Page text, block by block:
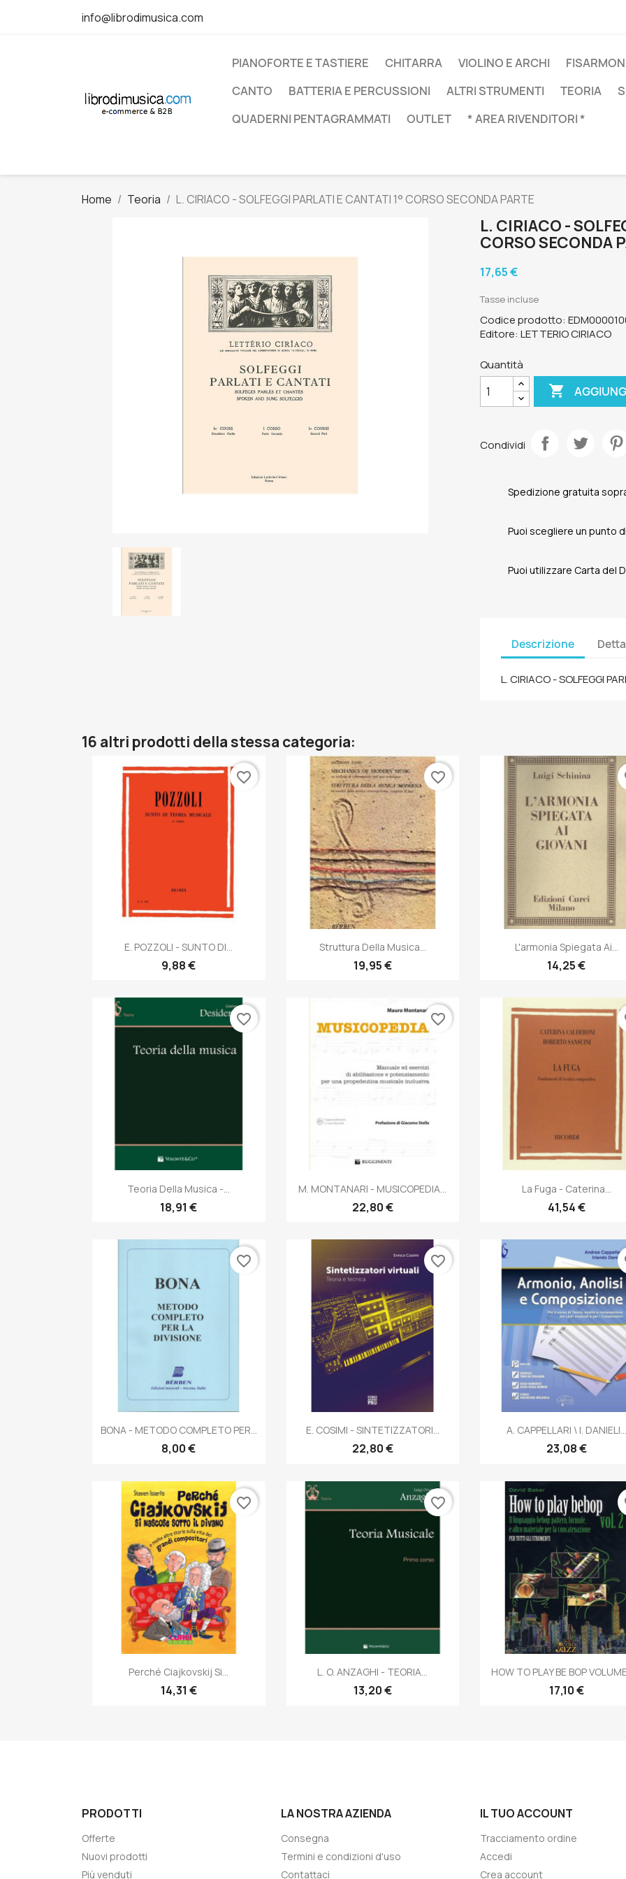
info@librodimusica.com
PIANOFORTE E TASTIERE CHITARRA VIOLINO E ARCHI
CANTO
BATTERIA E PERCUSSIONI ALTRI STRUMENTI TEORIA
QUADERNI PENTAGRAMMATI
OUTLET * AREA RIVENDITORI *
Home Teoria L. CIRIACO - SOLFEGGI PARLATI E CANTATI 1° CORSO SECONDA PARTE
L. CIRIACO -
CORSO SECONDA
17,65 €
Tasse incluse
Codice prodotto:
Editore: LETTERIO CIRIACO
Quantità

Condividi
Spedizione gratuita
Puoi scegliere un punto
Puoi utilizzare Carta del
Descrizione
L. CIRIACO - SOLFEGGI
16 altri prodotti della stessa categoria:
Anteprima
E. POZZOLI - SUNTO DI...
9,88 €
favorite_border
Anteprima
Struttura Della Musica...
19,95 €
favorite_border
Anteprima
L'armonia Spiegata Ai...
14,25 €
 Anteprima
Teoria Della Musica -...
18,91 €
favorite_border
Anteprima
M. MONTANARI - MUSICOPEDIA...
22,80 €
favorite_border
Anteprima
La Fuga - Caterina...
41,54 €
Anteprima
BONA - METODO COMPLETO PER...
8,00 €
favorite_border
Anteprima
E. COSIMI - SINTETIZZATORI...
22,80 €
favorite_border
Anteprima
A. CAPPELLARI \ I. DANIELI...
23,08 €
Anteprima
Perché Ciajkovskij Si...
14,31 €
favorite_border
Anteprima
L. O. ANZAGHI - TEORIA...
13,20 €
favorite_border
Anteprima
HOW TO PLAY BE BOP
17,10 €
PRODOTTI
Offerte
Nuovi prodotti
Più venduti
LA NOSTRA AZIENDA
Consegna
Termini e condizioni d'uso
Contattaci
IL TUO ACCOUNT
Tracciamento ordine
Accedi
Crea account